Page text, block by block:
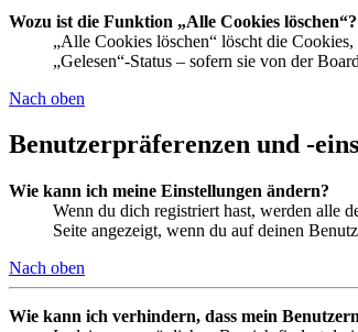
Wozu ist die Funktion „Alle Cookies löschen“?
„Alle Cookies löschen“ löscht die
„Gelesen“-Status – sofern sie von der
Nach oben
Benutzerpräferenzen und -
Wie kann ich meine Einstellungen ändern?
Wenn du dich registriert hast, werden alle
Seite angezeigt, wenn du auf deinen
Nach oben
Wie kann ich verhindern, dass mein